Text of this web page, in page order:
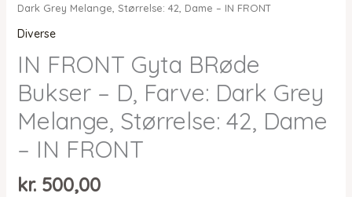
Dark Grey Melange, Størrelse: 42, Dame – IN FRONT
Diverse
IN FRONT Gyta BRøde
Bukser – D, Farve: Dark Grey
Melange, Størrelse: 42, Dame
– IN FRONT
kr.500,00